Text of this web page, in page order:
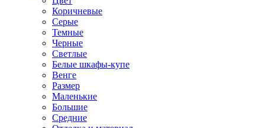
Коричневые
Серые
Темные
Черные
Светлые
Белые шкафы-купе
Венге
Размер
Маленькие
Большие
Средние